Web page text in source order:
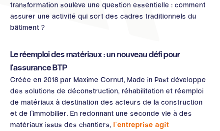
transformation soulève une question essentielle : comment
assurer une activité qui sort des cadres traditionnels du
bâtiment ?
Le réemploi des matériaux : un nouveau défi pour
l’assurance BTP
Créée en 2018 par Maxime Cornut, Made in Past développe
des solutions de déconstruction, réhabilitation et réemploi
de matériaux à destination des acteurs de la construction
et de l’immobilier. En redonnant une seconde vie à des
matériaux issus des chantiers,l’entreprise agit